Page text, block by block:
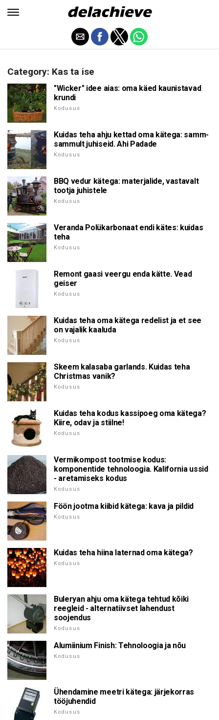
Category: Kas ta ise
"Wicker" idee aias: oma käed kaunistavad
krundi
Kodusus
Kuidas teha ahju kettad oma kätega: samm-
sammult juhiseid. Ahi Padade
Kodusus
BBQ vedur kätega: materjalide, vastavalt
tootja juhistele
Kodusus
Veranda Polükarbonaat endi kätes: kuidas
teha
Kodusus
Remont gaasi veergu enda kätte. Vead
geiser
Kodusus
Kuidas teha oma kätega redelist ja et see
on vajalik kaaluda
Kodusus
Skeem kalasaba garlands. Kuidas teha
Christmas vanik?
Kodusus
Kuidas teha kodus kassipoeg oma kätega?
Kiire, odav ja stiilne!
Kodusus
Vermikompost tootmise kodus:
komponentide tehnoloogia. Kalifornia ussid
- aretamiseks kodus
Kodusus
Föön jootma kiibid kätega: kava ja pildid
Kodusus
Kuidas teha hiina laternad oma kätega?
Kodusus
Buleryan ahju oma kätega tehtud kõiki
reegleid - alternatiivset lahendust
soojendus
Kodusus
Alumiinium Finish: Tehnoloogia ja nõu
Kodusus
Ühendamine meetri kätega: järjekorras
tööjuhendid
Kodusus